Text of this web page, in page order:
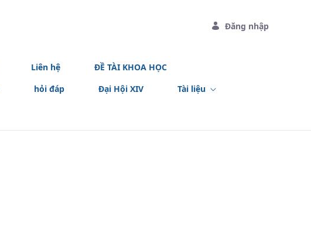
Đăng nhập
Liên hệ
ĐỀ TÀI KHOA HỌC
hỏi đáp Đại Hội XIV
Tài liệu